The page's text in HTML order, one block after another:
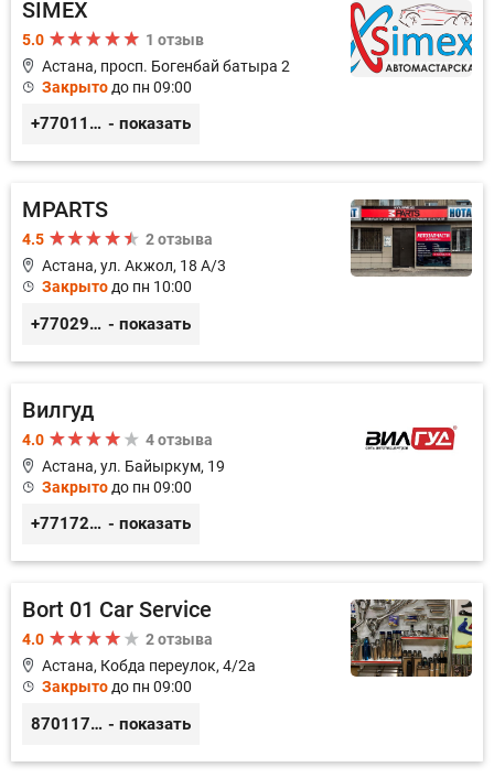
SIMEX
5.0
1 отзыв
Астана, просп. Богенбай батыра 2
Закрыто до пн 09:00
+77011248780 - показать
MPARTS
4.5
2 отзыва
Астана, ул. Акжол, 18 А/3
Закрыто до пн 10:00
+77029352979 - показать
Вилгуд
4.0
4 отзыва
Астана, ул. Байыркум, 19
Закрыто до пн 09:00
+77172978380 - показать
Bort 01 Car Service
4.0
2 отзыва
Астана, Кобда переулок, 4/2а
Закрыто до пн 09:00
87011754444 - показать